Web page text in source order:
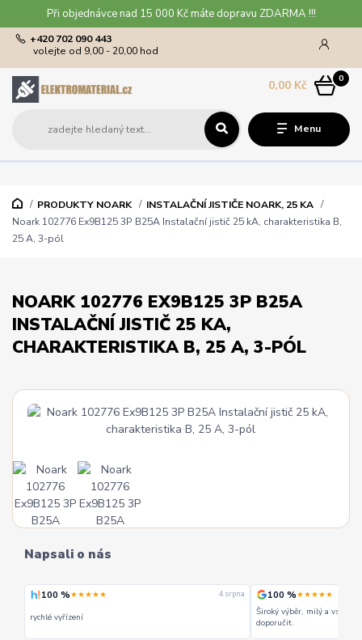
Při objednávce nad 15 000 Kč máte dopravu ZDARMA !!!
Menu
+420 702 090 443
volejte od 9,00 - 20,00 hod
0
0,00 Kč
PRODUKTY NOARK
INSTALAČNÍ JISTIČE NOARK, 25 KA
Noark 102776 Ex9B125 3P B25A Instalační jistič 25 kA, charakteristika B,
25 A, 3-pól
NOARK 102776 EX9B125 3P B25A
INSTALAČNÍ JISTIČ 25 KA,
CHARAKTERISTIKA B, 25 A, 3-PÓL
Napsali o nás
100 %★★★★★ 4. srpna
rychlé vyřízení
100 %★★★★★
Široký výběr, milý a
doporučit.